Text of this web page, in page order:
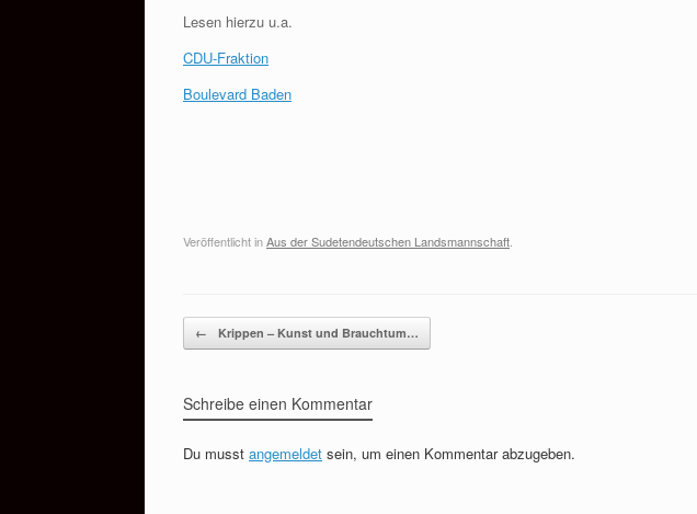
Lesen hierzu u.a.
CDU-Fraktion
Boulevard Baden
Veröffentlicht inAus der Sudetendeutschen Landsmannschaft
Beitragsnavigation
← Krippen – Kunst und Brauchtum…
Schreibe einen Kommentar
Du musst angemeldet sein, um einen Kommentar abzugeben.